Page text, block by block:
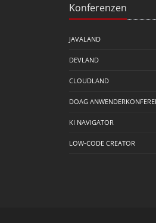
Konferenzen
JAVALAND
DEVLAND
CLOUDLAND
DOAG
KI NAVIGATOR
LOW-CODE CREATOR